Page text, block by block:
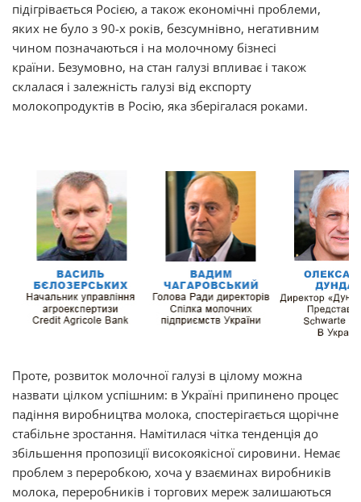
підігрівається Росією, а також економічні проблеми,
яких не було з 90-х років, безсумнівно, негативним
чином позначаються і на молочному бізнесі
країни. Безумовно, на стан галузі впливає і також
склалася і залежність галузі від експорту
молокопродуктів в Росію, яка зберігалася роками.
Проте, розвиток молочної галузі в цілому можна
назвати цілком успішним: в Україні припинено процес
падіння виробництва молока, спостерігається щорічне
стабільне зростання. Намітилася чітка тенденція до
збільшення пропозиції високоякісної сировини. Немає
проблем з переробкою, хоча у взаєминах виробників
молока, переробників і торгових мереж залишаються